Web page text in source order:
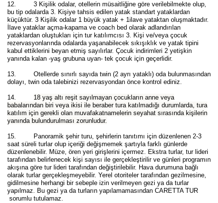
12. 3 Kişilik odalar, otellerin müsaitliğine göre verilebilmekte olup,
bu tip odalarda 3. Kişiye tahsis edilen yatak standart yataklardan
küçüktür. 3 Kişilik odalar 1 büyük yatak + 1ilave yataktan oluşmaktadır.
İlave yataklar açma-kapama ve coach bed olarak adlandırılan
yataklardan oluştukları için tur katılımcısı 3. Kişi ve/veya çocuk
rezervasyonlarında odalarda yaşanabilecek sıkışıklık ve yatak tipini
kabul ettiklerini beyan etmiş sayılırlar. Çocuk indirimleri 2 yetişkin
yanında kalan -yaş grubuna uyan- tek çocuk için geçerlidir.
13. Otellerde sınırlı sayıda twin (2 ayrı yataklı) oda bulunmasından
dolayı, twin oda talebinizi rezervasyondan önce kontrol ediniz.
14. 18 yaş altı reşit sayılmayan çocukların anne veya
babalarından biri veya ikisi ile beraber tura katılmadığı durumlarda, tura
katılım için gerekli olan muvafakatnamelerin seyahat sırasında kişilerin
yanında bulundurulması zorunludur.
15.
Panoramik şehir turu, şehirlerin tanıtımı için düzenlenen 2-3
saat süreli turlar olup içeriği değişmemek şartıyla farklı günlerde
düzenlenebilir. Müze, ören yeri girişlerini içermez. Ekstra turlar, tur lideri
tarafından belirlenecek kişi sayısı ile gerçekleştirilir ve günleri programın
akışına göre tur lideri tarafından değiştirilebilir. Hava durumuna bağlı
olarak turlar gerçekleşmeyebilir. Yerel otoriteler tarafından gezilmesine,
gidilmesine herhangi bir sebeple izin verilmeyen gezi ya da turlar
yapılmaz. Bu gezi ya da turların yapılamamasından CARETTA TUR
sorumlu tutulamaz.